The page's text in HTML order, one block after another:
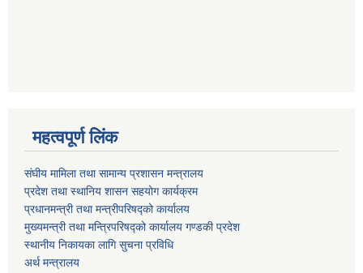
महत्वपूर्ण लिंक
संघीय मामिला तथा सामान्य प्रशासन मन्त्रालय
प्रदेश तथा स्थानिय शासन सहयोग कार्यक्रम
प्रधानमन्त्री तथा मन्त्रीपरिषद्को कार्यालय
मुख्यमन्त्री तथा मन्त्रिपरिषद्को कार्यालय गण्डकी प्रदेश
स्थानीय निकायका लागि सुचना प्रविधि
अर्थ मन्त्रालय